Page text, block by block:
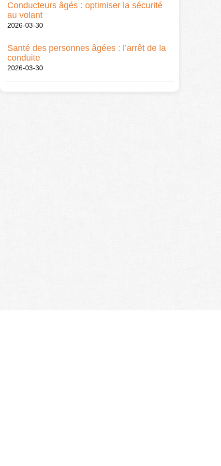
Conducteurs âgés : optimiser la sécurité
au volant
2026-03-30
Santé des personnes âgées : l’arrêt de la
conduite
2026-03-30